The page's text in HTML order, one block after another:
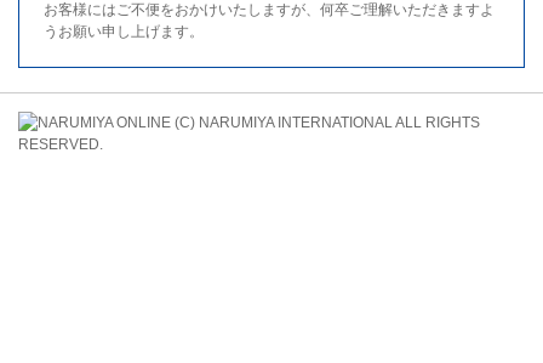
お客様にはご不便をおかけいたしますが、何卒ご理解いただきますよ
うお願い申し上げます。